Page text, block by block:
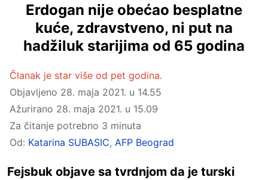
Erdogan nije obećao besplatne
kuće, zdravstveno, ni put na
hadžiluk starijima od 65 godina
Članak je star više od pet godina.
Objavljeno 28. maja 2021. u 14.55
Ažurirano 28. maja 2021. u 15.09
Za čitanje potrebno 3 minuta
Od: Katarina SUBASIC, AFP Beograd
Fejsbuk objave sa tvrdnjom da je turski